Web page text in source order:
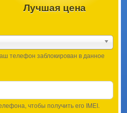
Лучшая цена
телефон заблокирован в данное
чтобы получить его IMEI.